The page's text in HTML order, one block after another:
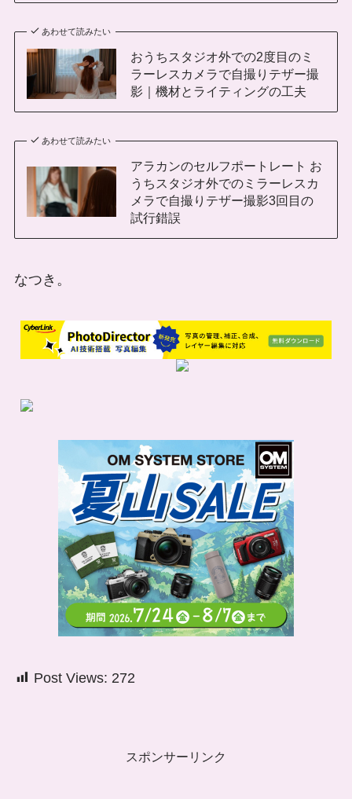
あわせて読みたい
おうちスタジオ外での2度目のミ
ラーレスカメラで自撮りテザー撮
影｜機材とライティングの工夫
あわせて読みたい
アラカンのセルフポートレート お
うちスタジオ外でのミラーレスカ
メラで自撮りテザー撮影3回目の
試行錯誤
なつき。
Post Views: 272
スポンサーリンク